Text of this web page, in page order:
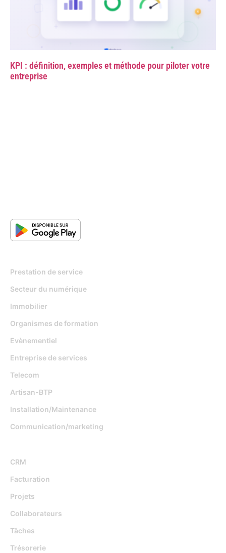
KPI : définition, exemples et méthode pour piloter votre
entreprise
Prestation de service
Secteur du numérique
Immobilier
Organismes de formation
Evènementiel
Entreprise de services
Telecom
Artisan-BTP
Installation/Maintenance
Communication/marketing
CRM
Facturation
Projets
Collaborateurs
Tâches
Trésorerie